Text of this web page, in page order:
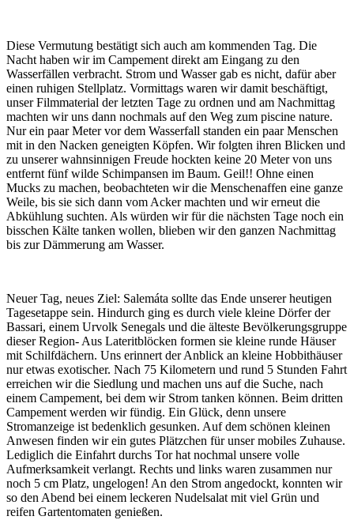
Diese Vermutung bestätigt sich auch am kommenden Tag. Die
Nacht haben wir im Campement direkt am Eingang zu den
Wasserfällen verbracht. Strom und Wasser gab es nicht, dafür aber
einen ruhigen Stellplatz. Vormittags waren wir damit beschäftigt,
unser Filmmaterial der letzten Tage zu ordnen und am Nachmittag
machten wir uns dann nochmals auf den Weg zum piscine nature.
Nur ein paar Meter vor dem Wasserfall standen ein paar Menschen
mit in den Nacken geneigten Köpfen. Wir folgten ihren Blicken und
zu unserer wahnsinnigen Freude hockten keine 20 Meter von uns
entfernt fünf wilde Schimpansen im Baum. Geil!! Ohne einen
Mucks zu machen, beobachteten wir die Menschenaffen eine ganze
Weile, bis sie sich dann vom Acker machten und wir erneut die
Abkühlung suchten. Als würden wir für die nächsten Tage noch ein
bisschen Kälte tanken wollen, blieben wir den ganzen Nachmittag
bis zur Dämmerung am Wasser.
Neuer Tag, neues Ziel: Salemáta sollte das Ende unserer heutigen
Tagesetappe sein. Hindurch ging es durch viele kleine Dörfer der
Bassari, einem Urvolk Senegals und die älteste Bevölkerungsgruppe
dieser Region- Aus Lateritblöcken formen sie kleine runde Häuser
mit Schilfdächern. Uns erinnert der Anblick an kleine Hobbithäuser
nur etwas exotischer. Nach 75 Kilometern und rund 5 Stunden Fahrt
erreichen wir die Siedlung und machen uns auf die Suche, nach
einem Campement, bei dem wir Strom tanken können. Beim dritten
Campement werden wir fündig. Ein Glück, denn unsere
Stromanzeige ist bedenklich gesunken. Auf dem schönen kleinen
Anwesen finden wir ein gutes Plätzchen für unser mobiles Zuhause.
Lediglich die Einfahrt durchs Tor hat nochmal unsere volle
Aufmerksamkeit verlangt. Rechts und links waren zusammen nur
noch 5 cm Platz, ungelogen! An den Strom angedockt, konnten wir
so den Abend bei einem leckeren Nudelsalat mit viel Grün und
reifen Gartentomaten genießen.